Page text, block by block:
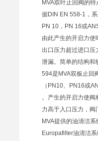
MVA双叶止回阀的
据DIN EN 558-1，
PN 10，PN 16或
由此产生的开启力
出口压力超过进口压
泄漏。简单的结构
594是MVA双板止回
（PN10、PN16或
。产生的开启力使
力高于入口压力，
MVA提供的油清洁
Europafilter油清洁